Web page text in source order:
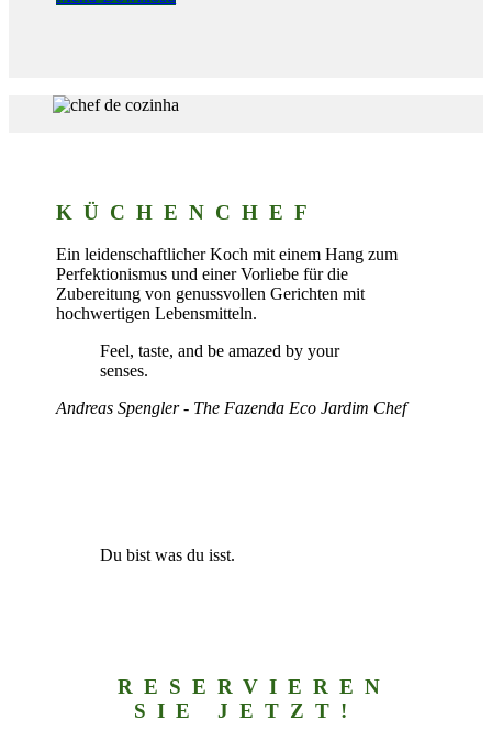
KÜCHENCHEF
Ein leidenschaftlicher Koch mit einem Hang zum
Perfektionismus und einer Vorliebe für die
Zubereitung von genussvollen Gerichten mit
hochwertigen Lebensmitteln.
Feel, taste, and be amazed by your
senses.
Andreas Spengler - The Fazenda Eco Jardim Chef
Du bist was du isst.
RESERVIEREN
SIE JETZT!